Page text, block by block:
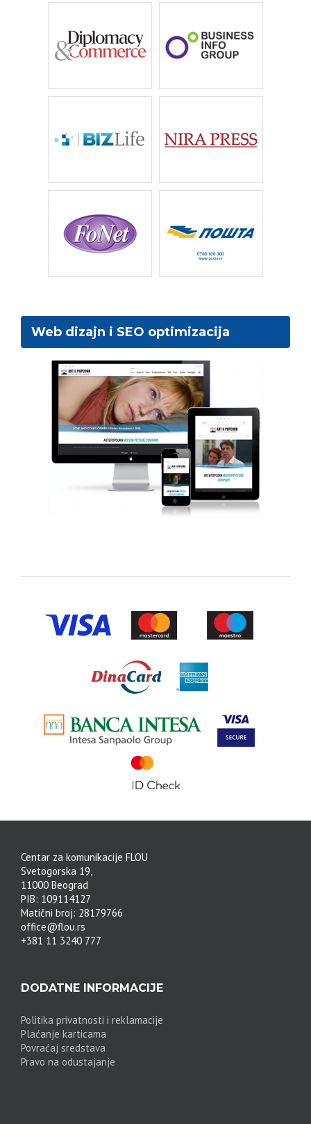
Web dizajn i SEO optimizacija
Centar za komunikacije FLOU
Svetogorska 19,
11000 Beograd
PIB: 109114127
Matični broj: 28179766
office@flou.rs
+381 11 3240 777
DODATNE INFORMACIJE
Politika privatnosti i reklamacije
Plaćanje karticama
Povraćaj sredstava
Pravo na odustajanje